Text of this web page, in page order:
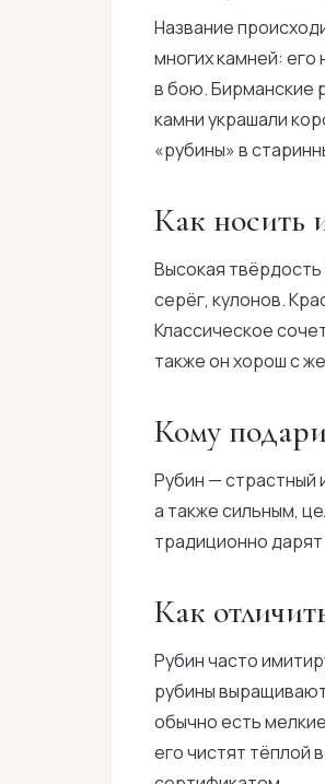
Название
многих камней: его
в бою. Бирманские
камни украшали
«рубины» в
Как носить
Высокая
серёг, кулонов.
Классическое
также он хорош с
Кому
Рубин — страстный
а также сильным,
традиционно
Как
Рубин часто
рубины
обычно есть
его чистят тёплой